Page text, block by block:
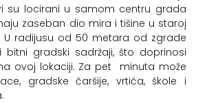
su locirani u samom centru grada
zaseban dio mira i tišine u staroj
U radijusu od 50 metara od zgrade
bitni gradski sadržaji, što doprinosi
ovoj lokaciji. Za pet minuta može
gradske čaršije, vrtića, škole i